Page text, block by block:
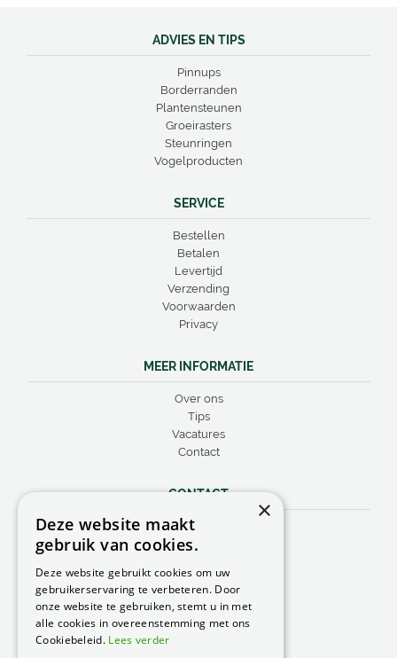
ADVIES EN TIPS
Pinnups
Borderranden
Plantensteunen
Groeirasters
Steunringen
Vogelproducten
SERVICE
Bestellen
Betalen
Levertijd
Verzending
Voorwaarden
Privacy
MEER INFORMATIE
Over ons
Tips
Vacatures
Contact
CONTACT
Peacock Garden Supports
Industrieweg 22
Nederland
0499 57 40 80
F. 0499 57 40 84
×
Deze website maakt
gebruik van cookies.
Deze website gebruikt cookies om uw
gebruikerservaring te verbeteren. Door
onze website te gebruiken, stemt u in met
alle cookies in overeenstemming met ons
Cookiebeleid. Lees verder